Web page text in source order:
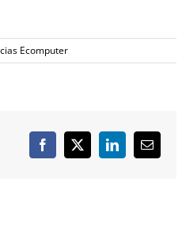
Ecomputer
Facebook
X LinkedInCorreo